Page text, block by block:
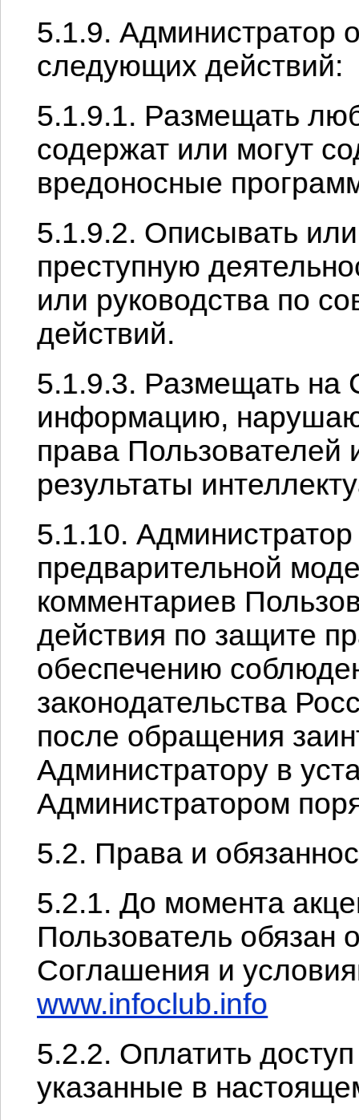
5.1.9. Администратор
следующих действий:
5.1.9.1. Размещать
содержат или могут
вредоносные
5.1.9.2. Описывать
преступную
или руководства по
действий.
5.1.9.3. Размещать на
информацию,
права Пользователей
результаты
5.1.10.
предварительной
комментариев
действия по защите
обеспечению
законодательства
после обращения
Администратору в
Администратором
5.2. Права и
5.2.1. До момента
Пользователь обязан
Соглашения и
www.infoclub.info
5.2.2. Оплатить
указанные в